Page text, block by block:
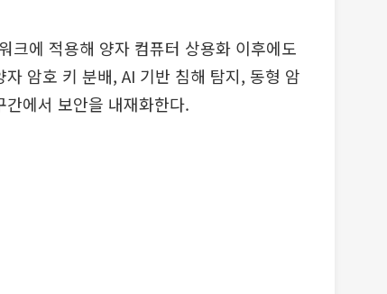
크에 적용해 양자 컴퓨터 상용화 이후에도
암호 키 분배, AI 기반 침해 탐지, 동형 암
에서 보안을 내재화한다.